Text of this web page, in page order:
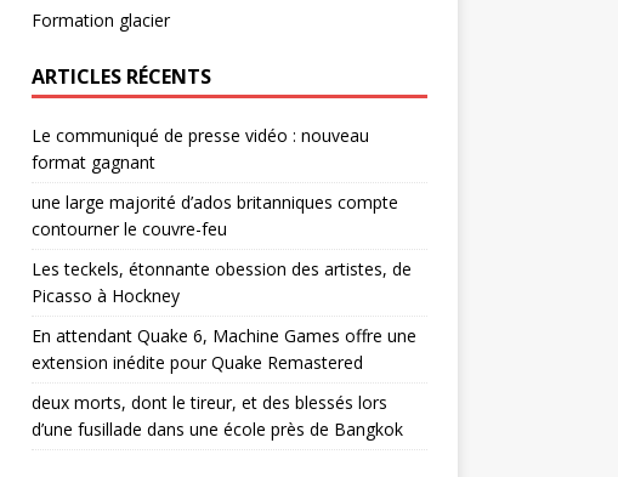
Formation glacier
ARTICLES RÉCENTS
Le communiqué de presse vidéo : nouveau
format gagnant
une large majorité d’ados britanniques compte
contourner le couvre-feu
Les teckels, étonnante obession des artistes, de
Picasso à Hockney
En attendant Quake 6, Machine Games offre une
extension inédite pour Quake Remastered
deux morts, dont le tireur, et des blessés lors
d’une fusillade dans une école près de Bangkok